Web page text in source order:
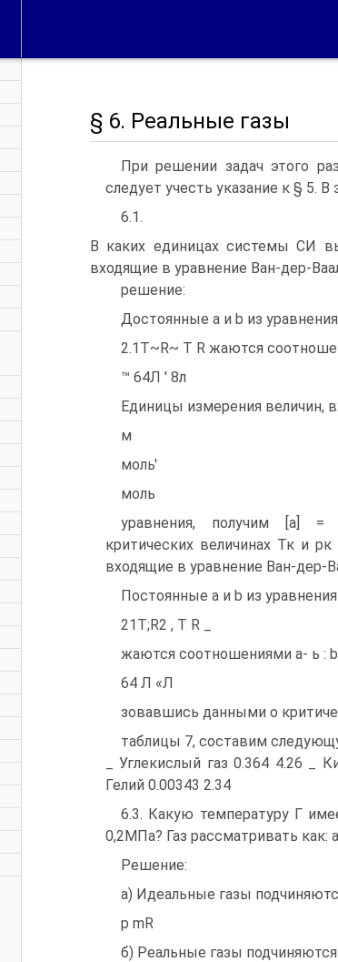
§ 6. Реальные газы
При решении задач этого
следует учесть указание к § 5.
6.1.
В каких единицах системы СИ
входящие в уравнение Ван-дер-
решение:
Достоянные а и b из
2.1Т~R~ Т R жаются
™ 64Л ' 8л
Единицы измерения величин,
м
моль'
моль
уравнения, получим [а]
критических величинах Тк и
входящие в уравнение Ван-дер-
Постоянные а и b из
21T;R2 , Т R _
жаются соотношениями а- ь :
64 Л «Л
зовавшись данными о
таблицы 7, составим
_ Углекислый газ 0.364 4.26 _
Гелий 0.00343 2.34
6.3. Какую температуру Г
0,2МПа? Газ рассматривать как:
Решение:
а) Идеальные газы
р mR
б) Реальные газы